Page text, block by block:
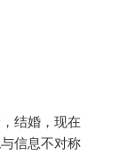
结婚，现在
信息不对称